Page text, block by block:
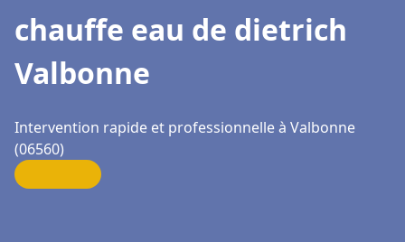
chauffe eau de dietrich
Valbonne
Intervention rapide et professionnelle à Valbonne
(06560)